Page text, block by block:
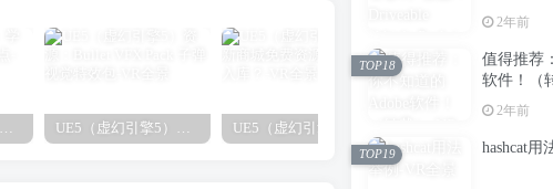
UE5（虚幻引擎5）学习笔记：碰撞知识要点
UE5（虚幻引擎5）资源：Bullet VFX Pack 子弹视觉特效包
REDUX )
（支持到
2年前
值得推荐
软件！（
2年前
TOP18
hashcat用
TOP19